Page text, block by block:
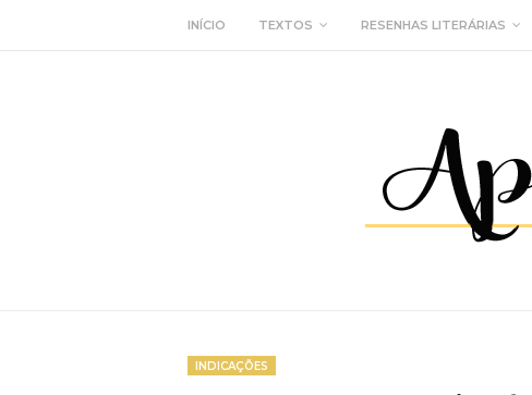
INÍCIO TEXTOS RESENHAS LITERÁRIAS
INDICAÇÕES